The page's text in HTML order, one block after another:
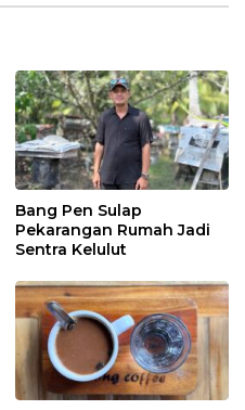
Bang Pen Sulap
Pekarangan Rumah Jadi
Sentra Kelulut